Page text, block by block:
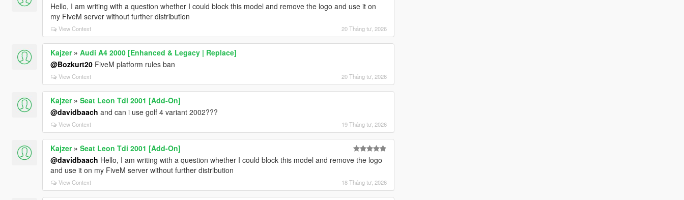
Hello, I am writing with a question whether I could block this model and remove the logo and use it on
my FiveM server without further distribution
View Context 20 Tháng tư, 2026
Kajzer» Audi A4 2000 [Enhanced & Legacy | Replace]
@Bozkurt20FiveM platform rules ban
View Context 20 Tháng tư, 2026
Kajzer» Seat Leon Tdi 2001 [Add-On]
@davidbaach and can i use golf 4 variant 2002???
View Context 19 Tháng tư, 2026
Kajzer» Seat Leon Tdi 2001 [Add-On]
@davidbaach Hello, I am writing with a question whether I could block this model and remove the logo
and use it on my FiveM server without further distribution
View Context 18 Tháng tư, 2026